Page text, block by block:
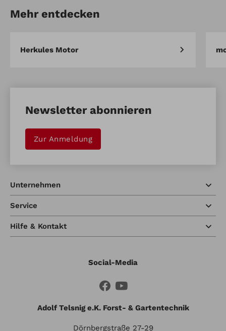
Mehr entdecken
Herkules Motor
Newsletter abonnieren
Zur Anmeldung
Unternehmen
Service
Hilfe & Kontakt
Social-Media
Adolf Telsnig e.K. Forst- & Gartentechnik
Dörnbergstraße 27-29